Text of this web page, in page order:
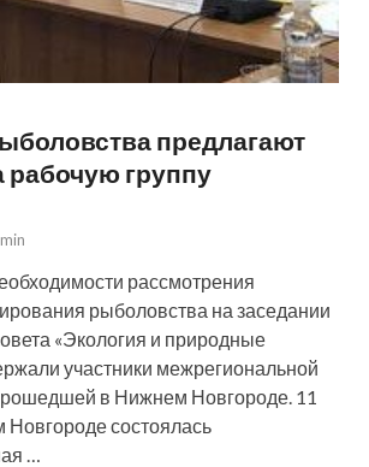
предлагают
рабочую группу
рассмотрения
рыболовства на заседании
«Экология и природные
участники межрегиональной
в Нижнем Новгороде. 11
состоялась
…